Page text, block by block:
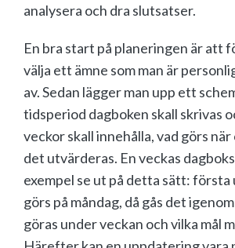
analysera och dra slutsatser.
En bra start på planeringen är att
välja ett ämne som man är
av. Sedan lägger man upp ett
tidsperiod dagboken skall skrivas
veckor skall innehålla, vad görs när
det utvärderas. En veckas
exempel se ut på detta sätt:
görs på måndag, då gås det
göras under veckan och vilka mål